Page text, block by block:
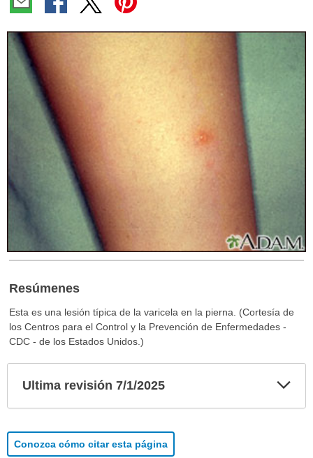
Resúmenes
Esta es una lesión típica de la varicela en la pierna. (Cortesía de
los Centros para el Control y la Prevención de Enfermedades -
CDC - de los Estados Unidos.)
Ultima revisión 7/1/2025
Conozca cómo citar esta página